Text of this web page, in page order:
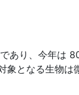
あり、今年は
となる生物は